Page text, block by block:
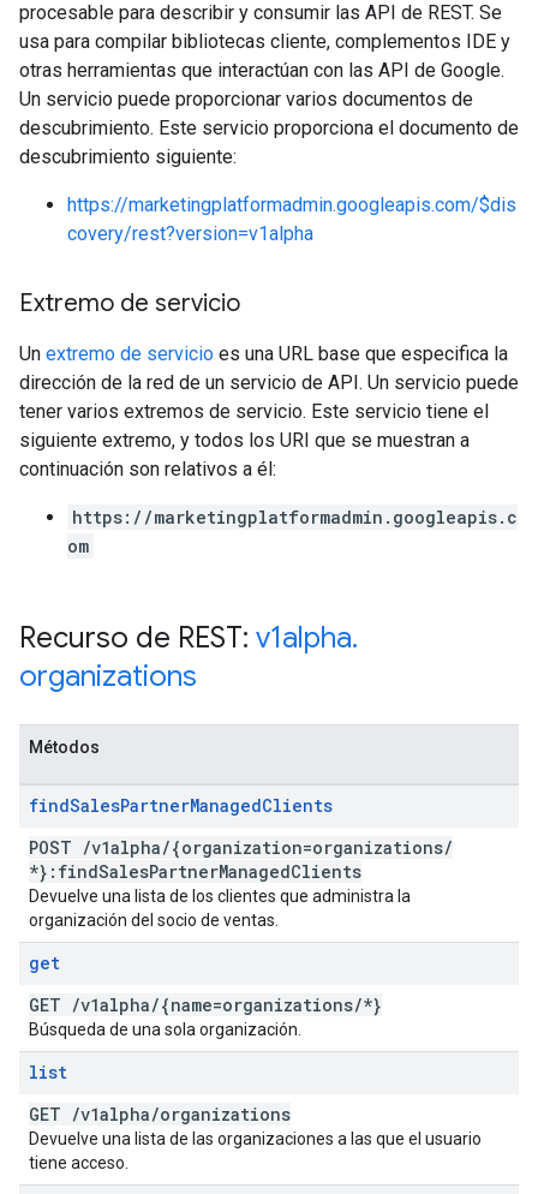
procesable para describir y consumir las API de REST. Se
usa para compilar bibliotecas cliente, complementos IDE y
otras herramientas que interactúan con las API de Google.
Un servicio puede proporcionar varios documentos de
descubrimiento. Este servicio proporciona el documento de
descubrimiento siguiente:
https://marketingplatformadmin.googleapis.com/$dis
covery/rest?version=v1alpha
Extremo de servicio
Un extremo de servicio es una URL base que especifica la
dirección de la red de un servicio de API. Un servicio puede
tener varios extremos de servicio. Este servicio tiene el
siguiente extremo, y todos los URI que se muestran a
continuación son relativos a él:
https://marketingplatformadmin.googleapis.c
om
Recurso de REST: v1alpha.
organizations
Métodos
findSalesPartnerManagedClients
POST /v1alpha/{organization=organizations/
*}:findSalesPartnerManagedClients
Devuelve una lista de los clientes que administra la
organización del socio de ventas.
get
GET /v1alpha/{name=organizations/*}
Búsqueda de una sola organización.
list
GET /v1alpha/organizations
Devuelve una lista de las organizaciones a las que el usuario
tiene acceso.